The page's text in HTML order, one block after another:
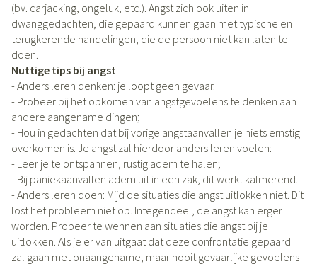
(bv. carjacking, ongeluk, etc.). Angst zich ook uiten in
dwanggedachten, die gepaard kunnen gaan met typische en
terugkerende handelingen, die de persoon niet kan laten te
doen.
Nuttige tips bij angst
- Anders leren denken: je loopt geen gevaar.
- Probeer bij het opkomen van angstgevoelens te denken aan
andere aangename dingen;
- Hou in gedachten dat bij vorige angstaanvallen je niets ernstig
overkomen is. Je angst zal hierdoor anders leren voelen:
- Leer je te ontspannen, rustig adem te halen;
- Bij paniekaanvallen adem uit in een zak, dit werkt kalmerend.
- Anders leren doen: Mijd de situaties die angst uitlokken niet. Dit
lost het probleem niet op. Integendeel, de angst kan erger
worden. Probeer te wennen aan situaties die angst bij je
uitlokken. Als je er van uitgaat dat deze confrontatie gepaard
zal gaan met onaangename, maar nooit gevaarlijke gevoelens